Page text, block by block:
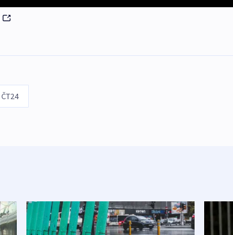
ČT24